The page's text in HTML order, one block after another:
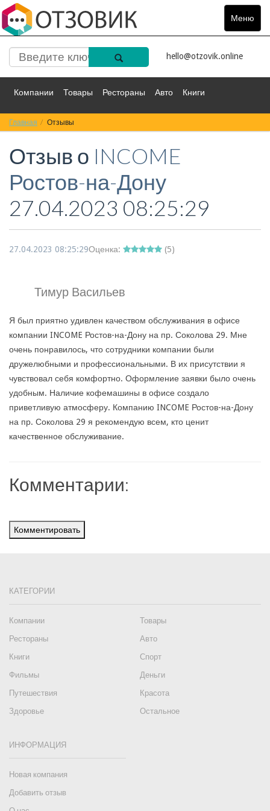
Меню
Toggle
hello@otzovik.online
Компании Товары Рестораны Авто Книги
Спорт Фильмы
Красота Здоровье Остальное
Главная Отзывы
Отзыв о INCOME
Ростов-на-Дону
27.04.2023 08:25:29
27.04.2023 08:25:29Оценка: (5)
Тимур Васильев
Я был приятно удивлен качеством обслуживания в офисе
компании INCOME Ростов-на-Дону на пр. Соколова 29. Мне
очень понравилось, что сотрудники компании были
дружелюбными и профессиональными. В их присутствии я
чувствовал себя комфортно. Оформление заявки было очень
удобным. Наличие кофемашины в офисе создало
приветливую атмосферу. Компанию INCOME Ростов-на-Дону
на пр. Соколова 29 я рекомендую всем, кто ценит
качественное обслуживание.
Комментарии:
Комментировать
КАТЕГОРИИ
Компании
Товары
Рестораны
Авто
Книги
Спорт
Фильмы
Деньги
Путешествия
Красота
Здоровье
Остальное
ИНФОРМАЦИЯ
Новая компания
Добавить отзыв